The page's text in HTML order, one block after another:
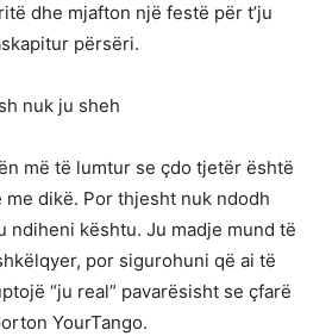
dhe mjafton një festë për t’ju
përsëri.
nuk ju sheh
më të lumtur se çdo tjetër është
dikë. Por thjesht nuk ndodh
ndiheni kështu. Ju madje mund të
por sigurohuni që ai të
“ju real” pavarësisht se çfarë
YourTango.